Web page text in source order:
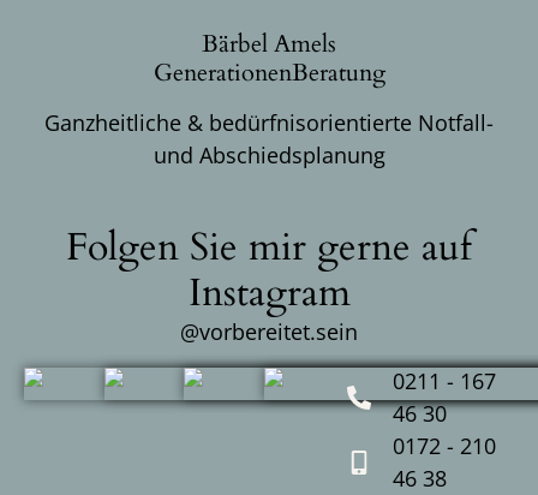
Bärbel Amels
GenerationenBeratung
Ganzheitliche & bedürfnisorientierte Notfall-
und Abschiedsplanung
Folgen Sie mir gerne auf
Instagram
@vorbereitet.sein
0211 - 167
46 30
0172 - 210
46 38